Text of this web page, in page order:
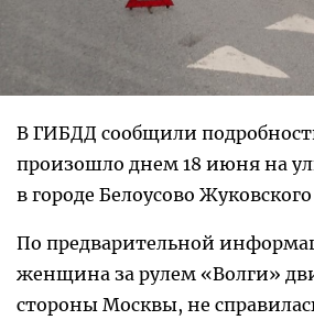
В ГИБДД сообщили
произошло днем 18 июня на
в городе Белоусово
По предварительной
женщина за рулем «Волги»
стороны Москвы, не